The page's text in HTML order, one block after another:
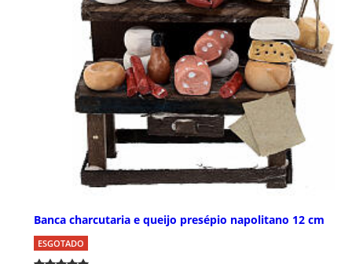
Banca charcutaria e queijo presépio napolitano 12 cm
ESGOTADO